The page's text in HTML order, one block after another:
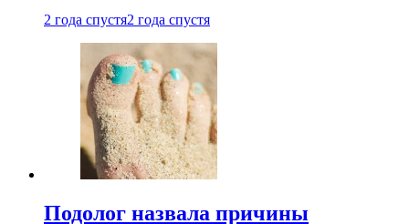
2 года спустя2 года спустя
Подолог назвала причины